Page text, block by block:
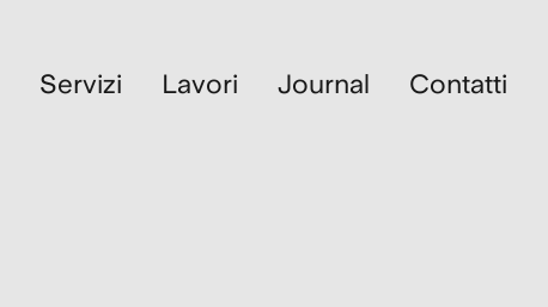
Servizi Lavori Journal Contatti